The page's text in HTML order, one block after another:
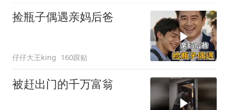
捡瓶子偶遇亲妈后爸
仔仔大王king 160跟贴
被赶出门的千万富翁